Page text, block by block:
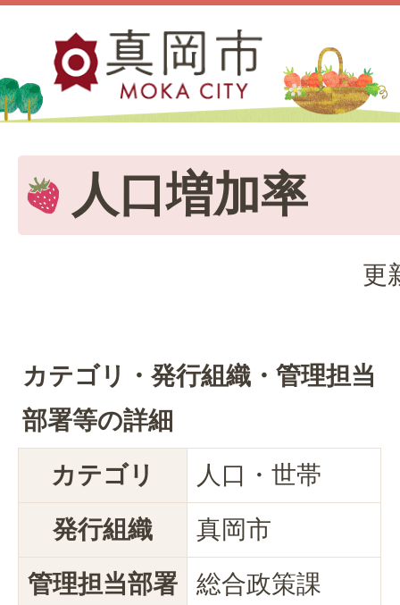
人口増加率
更
カテゴリ・発行組織・管理担当
部署等の詳細
カテゴリ
人口・世帯
発行組織
真岡市
管理担当部署
総合政策課